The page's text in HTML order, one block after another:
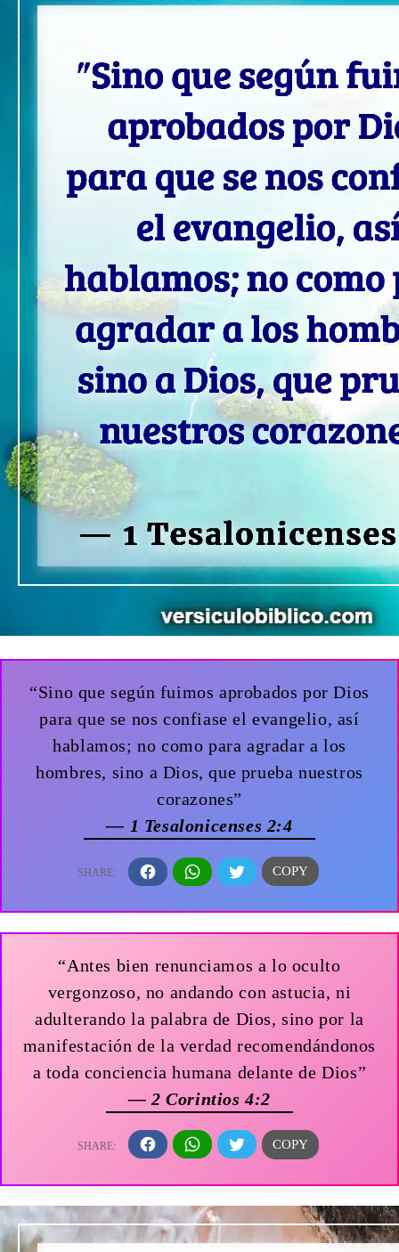
“Sino que según fuimos aprobados por Dios
para que se nos confiase el evangelio, así
hablamos; no como para agradar a los
hombres, sino a Dios, que prueba nuestros
corazones”
— 1 Tesalonicenses 2:4
“Antes bien renunciamos a lo oculto
vergonzoso, no andando con astucia, ni
adulterando la palabra de Dios, sino por la
manifestación de la verdad recomendándonos
a toda conciencia humana delante de Dios”
— 2 Corintios 4:2